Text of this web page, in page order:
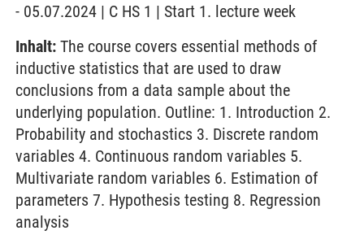
- 05.07.2024 | C HS 1 | Start 1. lecture week
Inhalt: The course covers essential methods of
inductive statistics that are used to draw
conclusions from a data sample about the
underlying population. Outline: 1. Introduction 2.
Probability and stochastics 3. Discrete random
variables 4. Continuous random variables 5.
Multivariate random variables 6. Estimation of
parameters 7. Hypothesis testing 8. Regression
analysis